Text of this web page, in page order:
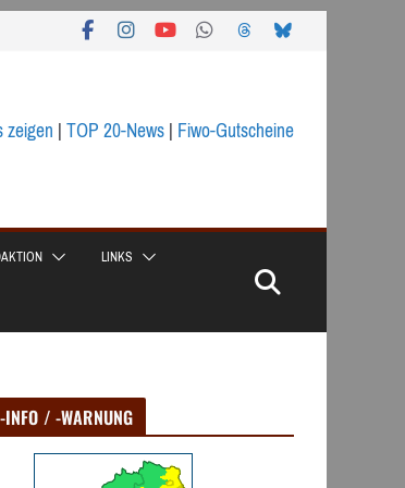
zeigen|TOP 20-News|Fiwo-Gutscheine
LINKS
INFO / -WARNUNG